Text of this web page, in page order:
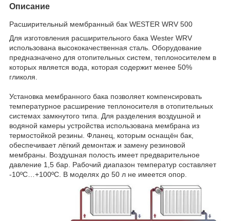
Описание
Расширительный мембранный бак WESTER WRV 500
Для изготовления расширительного бака Wester WRV
использована высококачественная сталь. Оборудование
предназначено для отопительных систем, теплоносителем в
которых является вода, которая содержит менее 50%
гликоля.
Установка мембранного бака позволяет компенсировать
температурное расширение теплоносителя в отопительных
системах замкнутого типа. Для разделения воздушной и
водяной камеры устройства использована мембрана из
термостойкой резины. Фланец, которым оснащён бак,
обеспечивает лёгкий демонтаж и замену резиновой
мембраны. Воздушная полость имеет предварительное
давление 1,5 бар. Рабочий диапазон температур составляет
-10ºС…+100ºС. В моделях до 50 л не имеется опор.